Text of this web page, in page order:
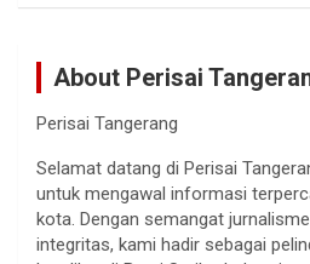
About Perisai
Perisai Tangerang
Selamat datang di Perisai
untuk mengawal informasi
kota. Dengan semangat
integritas, kami hadir sebagai